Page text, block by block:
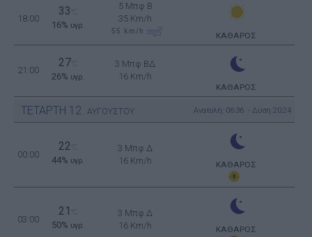
18:00
33
16% υγρ.
5 Μπφ B
35 Km/h
55 km/h ΚΑΘΑΡΟΣ
21:00
27
26% υγρ.
3 Μπφ ΒΔ
16 Km/h
ΚΑΘΑΡΟΣ
ΤΕΤΑΡΤΗ 12 ΑΥΓΟΥΣΤΟΥ Ανατολή: 06:36 - Δύση 20:24
00:00
22
44% υγρ.
3 Μπφ Δ
16 Km/h
ΚΑΘΑΡΟΣ
03:00
21
50% υγρ.
3 Μπφ Δ
16 Km/h
ΚΑΘΑΡΟΣ